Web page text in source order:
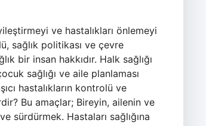
ve hastalıkları önlemeyi
sağlık politikası ve çevre
bir insan hakkıdır. Halk sağlığı
sağlığı ve aile planlaması
hastalıkların kontrolü ve
Bu amaçlar; Bireyin, ailenin ve
sürdürmek. Hastaları sağlığına